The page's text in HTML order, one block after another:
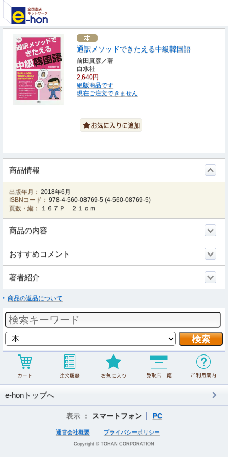
通訳メソッドできたえる中級韓国語
前田真彦／著
白水社
2,640円
絶版商品です
現在ご注文できません
商品情報
出版年月： 2018年6月
ISBNコード： 978-4-560-08769-5 (4-560-08769-5)
頁数・縦：
１６７Ｐ ２１ｃｍ
商品の内容
おすすめコメント
著者紹介
商品の返品について
e-honトップへ
表示 ： スマートフォン PC
運営会社概要 プライバシーポリシー
Copyright © TOHAN CORPORATION